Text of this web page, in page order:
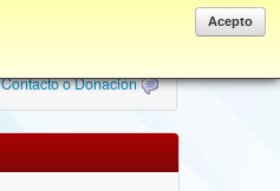
Acepto
Contacto o Donación